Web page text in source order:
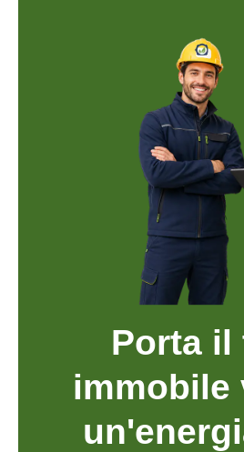
Porta il
immobile